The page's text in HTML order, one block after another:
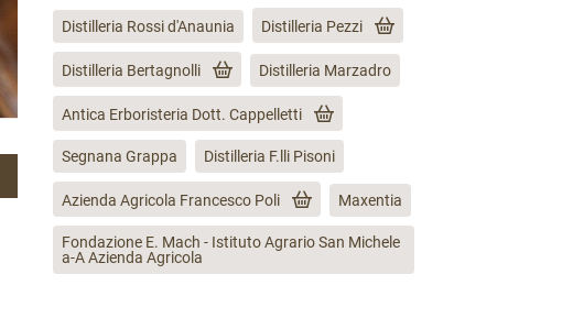
Distilleria Rossi d'Anaunia Distilleria Pezzi
Distilleria Bertagnolli Distilleria Marzadro
Antica Erboristeria Dott. Cappelletti
Segnana Grappa Distilleria F.lli Pisoni
Azienda Agricola Francesco Poli Maxentia
Fondazione E. Mach - Istituto Agrario San Michele
a-A Azienda Agricola